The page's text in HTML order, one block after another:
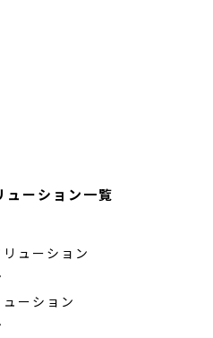
ューション一覧
ューション
ーション